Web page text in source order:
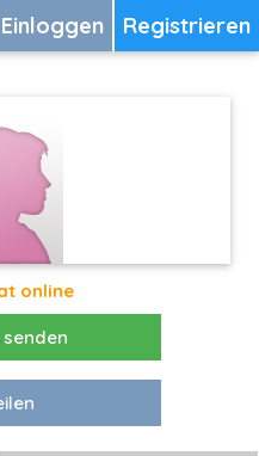
Registrieren
Einloggen
online
senden